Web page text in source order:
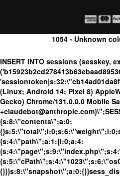
1054 - Unknown
INSERT INTO sessions (sesskey,
(Linux; Android 14; Pixel 8)
Gecko) Chrome/131.0.0.0 Mobile
{s:8:\"contents\";a:0:
{s:4:\"path\";a:1:{i:0;a:4: